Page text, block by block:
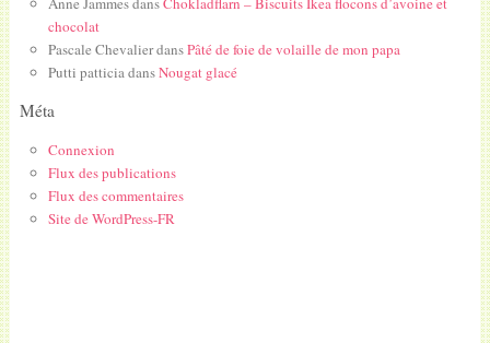
chocolat
Pascale ChevalierdansPâté de foie de volaille de mon papa
Putti patticiadansNougat glacé
Méta
Connexion
Flux des publications
Flux des commentaires
Site de WordPress-FR